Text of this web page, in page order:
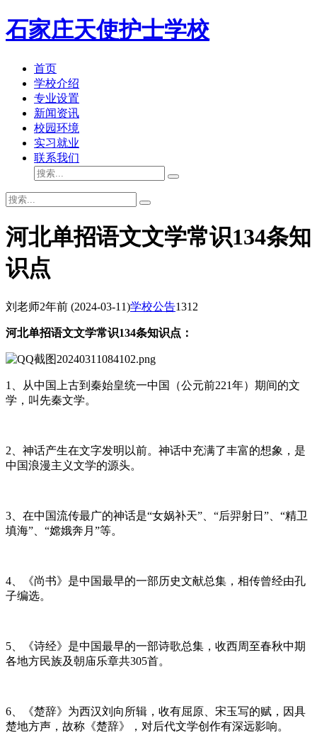
石家庄天使护士学校
首页
学校介绍
专业设置
新闻资讯
校园环境
实习就业
联系我们
河北单招语文文学常识134条知
识点
刘老师2年前 (2024-03-11)学校公告1312
河北单招语文文学常识134条知识点：
1、从中国上古到秦始皇统一中国（公元前221年）期间的文
学，叫先秦文学。
2、神话产生在文字发明以前。神话中充满了丰富的想象，是
中国浪漫主义文学的源头。
3、在中国流传最广的神话是“女娲补天”、“后羿射日”、“精卫
填海”、“嫦娥奔月”等。
4、《尚书》是中国最早的一部历史文献总集，相传曾经由孔
子编选。
5、《诗经》是中国最早的一部诗歌总集，收西周至春秋中期
各地方民族及朝庙乐章共305首。
6、《楚辞》为西汉刘向所辑，收有屈原、宋玉写的赋，因具
楚地方声，故称《楚辞》，对后代文学创作有深远影响。